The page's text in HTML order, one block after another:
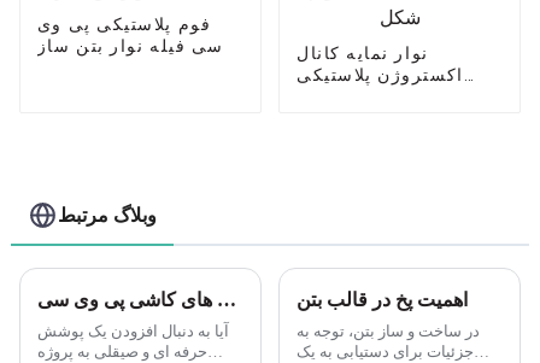
فوم پلاستیکی پی وی
سی فیله نوار بتن ساز
نوار نمایه کانال
اکستروژن پلاستیکی
وبلاگ مرتبط
پروژه های کاشی خود را با لبه های کاشی پی وی سی Leguwe تقویت کنید
آیا به دنبال افزودن یک پوشش
حرفه ای و صیقلی به پروژه
اهمیت پخ در قالب بتن
در ساخت و ساز بتن، توجه به
جزئیات برای دستیابی به یک